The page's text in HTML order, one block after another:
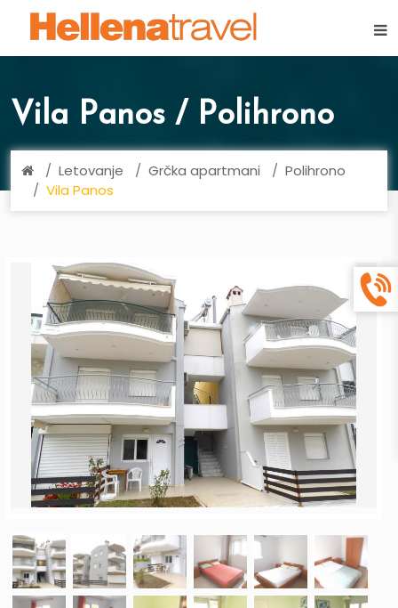
Vila Panos / Polihrono
Letovanje Grčka apartmani
Polihrono
Vila Panos